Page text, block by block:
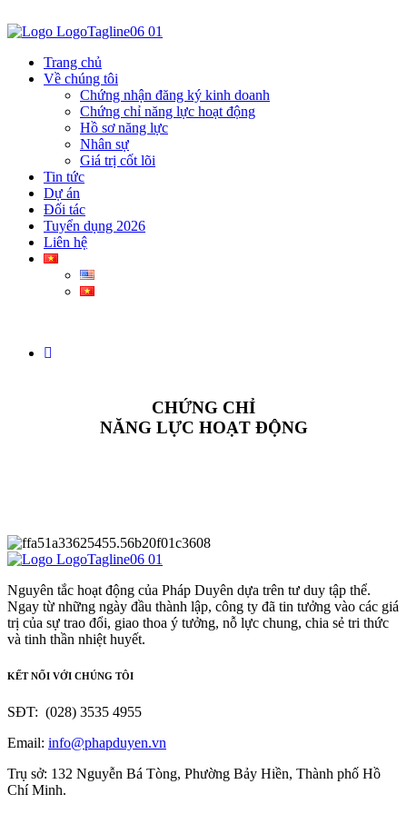
Trang chủ
Về chúng tôi
Chứng nhận đăng ký kinh doanh
Chứng chỉ năng lực hoạt động
Hồ sơ năng lực
Nhân sự
Giá trị cốt lõi
Tin tức
Dự án
Đối tác
Tuyển dụng 2026
Liên hệ
CHỨNG CHỈ
NĂNG LỰC HOẠT ĐỘNG
Nguyên tắc hoạt động của Pháp Duyên dựa trên tư duy tập thể.
Ngay từ những ngày đầu thành lập, công ty đã tin tưởng vào các giá
trị của sự trao đổi, giao thoa ý tưởng, nỗ lực chung, chia sẻ tri thức
và tinh thần nhiệt huyết.
KẾT NỐI VỚI CHÚNG TÔI
SĐT: (028) 3535 4955
Email: info@phapduyen.vn
Trụ sở: 132 Nguyễn Bá Tòng, Phường Bảy Hiền, Thành phố Hồ
Chí Minh.